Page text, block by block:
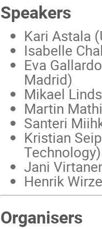
Speakers
Kari Astala
Isabelle
Eva
Madrid)
Mikael
Martin
Santeri
Kristian
Technology)
Jani
Henrik
Organisers